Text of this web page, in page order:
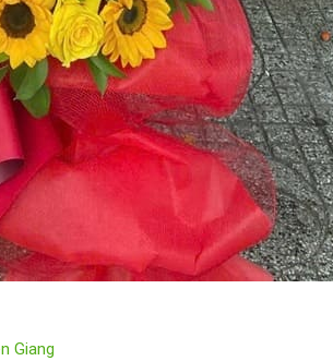
Giang